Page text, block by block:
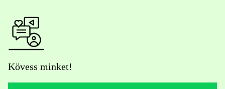
Kövess minket!